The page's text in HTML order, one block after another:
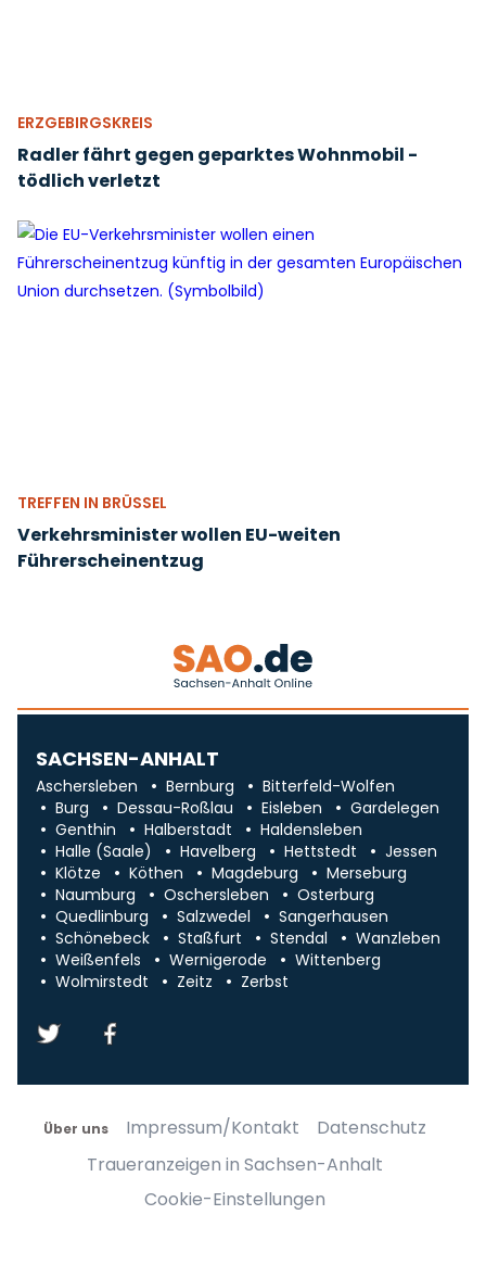
ERZGEBIRGSKREIS
Radler fährt gegen geparktes Wohnmobil -
tödlich verletzt
TREFFEN IN BRÜSSEL
Verkehrsminister wollen EU-weiten
Führerscheinentzug
SACHSEN-ANHALT
Aschersleben Bernburg
Bitterfeld-Wolfen
Burg
Dessau-Roßlau Eisleben
Gardelegen
Genthin
Halberstadt
Haldensleben
Halle (Saale)
Havelberg Hettstedt
Jessen
Klötze
Köthen Magdeburg
Merseburg
Naumburg
Oschersleben
Osterburg
Quedlinburg
Salzwedel
Sangerhausen
Schönebeck
Staßfurt Stendal
Wanzleben
Weißenfels
Wernigerode
Wittenberg
Wolmirstedt
Zeitz Zerbst
Über uns Impressum/Kontakt
Datenschutz
Traueranzeigen in Sachsen-Anhalt
Cookie-Einstellungen